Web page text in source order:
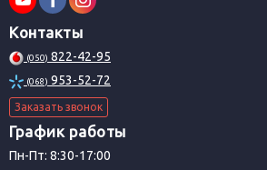
Контакты
(050) 822-42-95
(068) 953-52-72
Заказать звонок
График работы
Пн-Пт: 8:30-17:00